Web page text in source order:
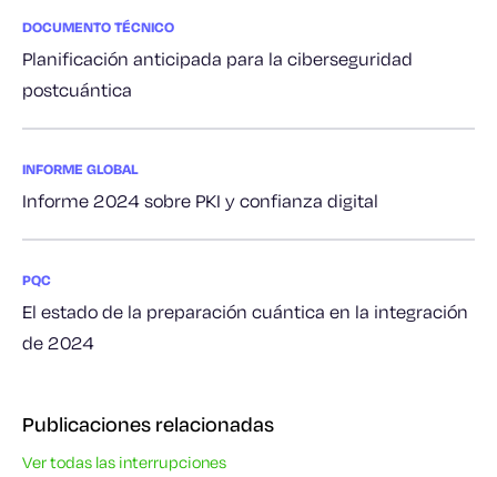
DOCUMENTO TÉCNICO
Planificación anticipada para la ciberseguridad
postcuántica
INFORME GLOBAL
Informe 2024 sobre PKI y confianza digital
PQC
El estado de la preparación cuántica en la integración
de 2024
Publicaciones relacionadas
Ver todas las interrupciones